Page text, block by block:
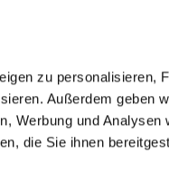
zu personalisieren,
Außerdem geben
Werbung und
die Sie ihnen